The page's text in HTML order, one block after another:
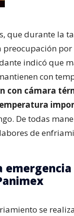
que durante la
preocupación por
indicó que
con
con cámara
De todas
de
se